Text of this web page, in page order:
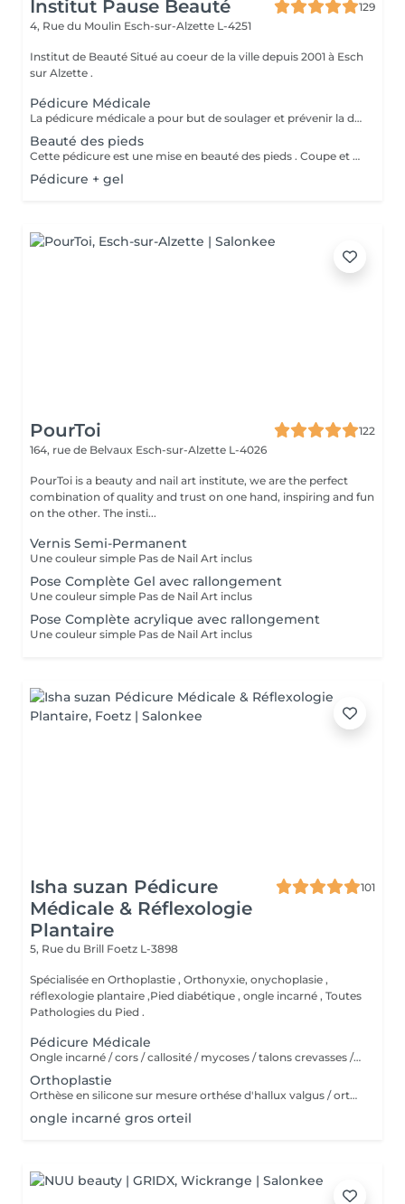
Institut Pause Beauté
129
4, Rue du Moulin Esch-sur-Alzette L-4251
Institut de Beauté Situé au coeur de la ville depuis 2001 à Esch
sur Alzette .
Pédicure Médicale
La pédicure médicale a pour but de soulager et prévenir la douleur, mais également les effets secondaires des pathologies. Cors, durillons, crevasses ou il-de-perdrix sont ainsi traités par une pédicure médicale. Une séance de pédicure médicale en institut se déroule comme suit : Le pied sera désinfecté à lalcool, puis examiné afin de déterminer quels sont les problèmes à traiter ; Une solution antiseptique et détergente (H.A.C.) sera vaporisée sur les pieds ; Les ongles sont doffice coupés, limés et dégagés sur les côtés; Lablation de cors ou durillons se fait en douceur, à laide dun bistouri ; Un ponçage des talons adoucit la peau ; Une désinfection de lensemble du pied se fait à la fin du traitement ; Le pied est séché puis massé avec une crème naturelle spécifique pour les pieds ; Si des zones de risques dinfection persistent, de la pommade antibiotique Fucidin ® est appliquée. Des mèches sont placées en cas d'ongles incarnés. Plusieurs rendez-vous sont à prévoir pour certaines affections telles que les cors (un rendez-vous 7 jours plus tard). Les durillons, ongles incarnés, ils-de-perdrix demandent une certaine régularité (une fois par mois environ) car leur repousse est douloureuse. A noter que le matériel destiné aux soins plantaires est stérilisé par ultrasons, UV et alcool. Pose Vernis: 10 ( Uniquement après un soin des pieds )
Beauté des pieds
Cette pédicure est une mise en beauté des pieds . Coupe et limage des ongles , nettoyage des replis péri-unguéaux et hydratation. (Sans durillons, ni ongles incarnés, ni corps...)
Pédicure + gel
PourToi
122
164, rue de Belvaux Esch-sur-Alzette L-4026
PourToi is a beauty and nail art institute, we are the perfect
combination of quality and trust on one hand, inspiring and fun
on the other. The insti...
Vernis Semi-Permanent
Une couleur simple Pas de Nail Art inclus
Pose Complète Gel avec rallongement
Une couleur simple Pas de Nail Art inclus
Pose Complète acrylique avec rallongement
Une couleur simple Pas de Nail Art inclus
Isha suzan Pédicure
Médicale & Réflexologie
Plantaire
101
5, Rue du Brill Foetz L-3898
Spécialisée en Orthoplastie , Orthonyxie, onychoplasie ,
réflexologie plantaire ,Pied diabétique , ongle incarné , Toutes
Pathologies du Pied .
Pédicure Médicale
Ongle incarné / cors / callosité / mycoses / talons crevasses / coupe les ongles /soin pied d'athlète sportif / durillons / pensmemt / pieds diabétiques / onychoplastie construire ongles
Orthoplastie
Orthèse en silicone sur mesure orthése d'hallux valgus / orthes chevauchement des orteils / orthése protection des ongles pieds sportif
ongle incarné gros orteil